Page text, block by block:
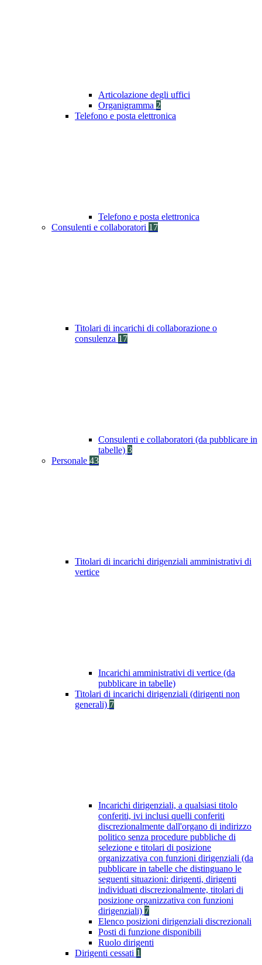
Articolazione degli uffici
Organigramma 2
Telefono e posta elettronica
Telefono e posta elettronica
Consulenti e collaboratori 17
Titolari di incarichi di collaborazione o
consulenza 17
Consulenti e collaboratori (da pubblicare in
tabelle) 3
Personale 43
Titolari di incarichi dirigenziali amministrativi di
vertice
Incarichi amministrativi di vertice (da
pubblicare in tabelle)
Titolari di incarichi dirigenziali (dirigenti non
generali) 7
Incarichi dirigenziali, a qualsiasi titolo
conferiti, ivi inclusi quelli conferiti
discrezionalmente dall'organo di indirizzo
politico senza procedure pubbliche di
selezione e titolari di posizione
organizzativa con funzioni dirigenziali (da
pubblicare in tabelle che distinguano le
seguenti situazioni: dirigenti, dirigenti
individuati discrezionalmente, titolari di
posizione organizzativa con funzioni
dirigenziali) 7
Elenco posizioni dirigenziali discrezionali
Posti di funzione disponibili
Ruolo dirigenti
Dirigenti cessati 1